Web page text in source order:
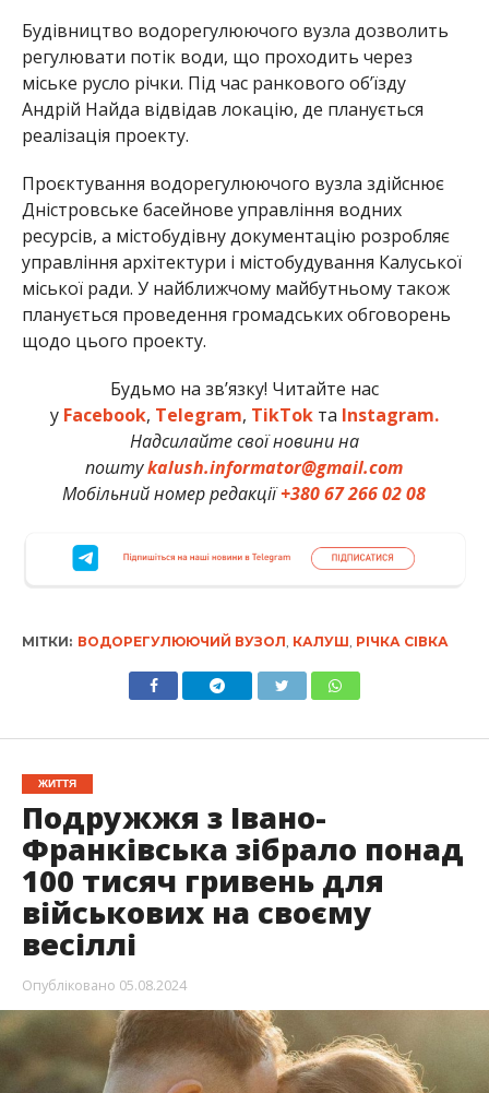
Будівництво водорегулюючого вузла дозволить
регулювати потік води, що проходить через
міське русло річки. Під час ранкового об’їзду
Андрій Найда відвідав локацію, де планується
реалізація проекту.
Проєктування водорегулюючого вузла здійснює
Дністровське басейнове управління водних
ресурсів, а містобудівну документацію розробляє
управління архітектури і містобудування Калуської
міської ради. У найближчому майбутньому також
планується проведення громадських обговорень
щодо цього проекту.
Будьмо на зв’язку! Читайте нас
у Facebook, Telegram, TikTokта Instagram.
Надсилайте свої новини на
поштуkalush.informator@gmail.com
Мобільний номер редакції+380 67 266 02 08
МІТКИ: ВОДОРЕГУЛЮЮЧИЙ ВУЗОЛ КАЛУШ РІЧКА СІВКА
ЖИТТЯ
Подружжя з Івано-
Франківська зібрало понад
100 тисяч гривень для
військових на своєму
весіллі
Опубліковано 05.08.2024